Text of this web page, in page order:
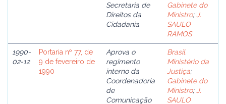
Secretaria de
Direitos da
Cidadania.
Gabinete do
Ministro; J.
SAULO
RAMOS
1990-
02-12
Portaria nº 77, de
9 de fevereiro de
1990
Aprova o
regimento
interno da
Coordenadoria
de
Comunicação
Brasil.
Ministério da
Justiça;
Gabinete do
Ministro; J.
SAULO